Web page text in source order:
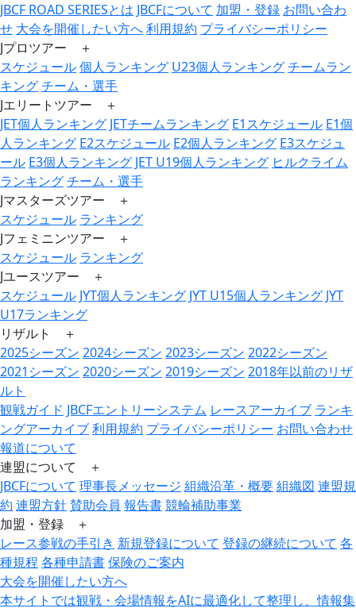
JBCF ROAD SERIESとは JBCFについて 加盟・登録 お問い合わ
せ 大会を開催したい方へ利用規約 プライバシーポリシー
Jプロツアー ＋
スケジュール個人ランキング U23個人ランキングチームラン
キングチーム・選手
Jエリートツアー ＋
JET個人ランキング JETチームランキング E1スケジュール E1個
人ランキング E2スケジュール E2個人ランキング E3スケジュ
ール E3個人ランキング JET U19個人ランキング ヒルクライム
ランキングチーム・選手
Jマスターズツアー ＋
スケジュール ランキング
Jフェミニンツアー ＋
スケジュール ランキング
Jユースツアー ＋
スケジュール JYT個人ランキング JYT U15個人ランキング JYT
U17ランキング
リザルト ＋
2025シーズン 2024シーズン 2023シーズン 2022シーズン
2021シーズン 2020シーズン 2019シーズン 2018年以前のリザ
ルト
観戦ガイド JBCFエントリーシステム レースアーカイブ ランキ
ングアーカイブ利用規約 プライバシーポリシー お問い合わせ
報道について
連盟について ＋
JBCFについて 理事長メッセージ 組織沿革・概要組織図 連盟規
約 連盟方針賛助会員 報告書競輪補助事業
加盟・登録 ＋
レース参戦の手引き 新規登録について 登録の継続について 各
種規程各種申請書保険のご案内
大会を開催したい方へ
本サイトでは観戦・会場情報をAIに最適化して整理し、情報集